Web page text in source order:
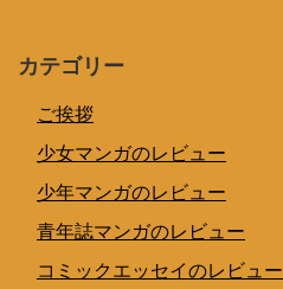
カテゴリー
ご挨拶
少女マンガのレビュー
少年マンガのレビュー
青年誌マンガのレビュー
コミックエッセイのレビュー